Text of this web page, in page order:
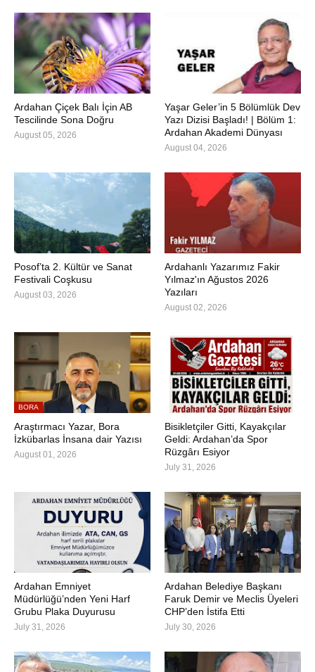
Ardahan Çiçek Balı İçin AB
Tescilinde Sona Doğru
August 05, 2026
Yaşar Geler’in 5 Bölümlük Dev
Yazı Dizisi Başladı! | Bölüm 1:
Ardahan Akademi Dünyası
August 04, 2026
Posof’ta 2. Kültür ve Sanat
Festivali Coşkusu
August 03, 2026
Ardahanlı Yazarımız Fakir
Yılmaz'ın Ağustos 2026
Yazıları
August 02, 2026
BORA
Araştırmacı Yazar, Bora
İzkübarlas İnsana dair Yazısı
August 01, 2026
Bisikletçiler Gitti, Kayakçılar
Geldi: Ardahan’da Spor
Rüzgârı Esiyor
July 31, 2026
Ardahan Emniyet
Müdürlüğü’nden Yeni Harf
Grubu Plaka Duyurusu
July 31, 2026
Ardahan Belediye Başkanı
Faruk Demir ve Meclis Üyeleri
CHP’den İstifa Etti
July 30, 2026